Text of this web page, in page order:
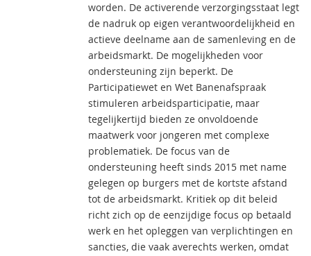
worden. De activerende verzorgingsstaat legt
de nadruk op eigen verantwoordelijkheid en
actieve deelname aan de samenleving en de
arbeidsmarkt. De mogelijkheden voor
ondersteuning zijn beperkt. De
Participatiewet en Wet Banenafspraak
stimuleren arbeidsparticipatie, maar
tegelijkertijd bieden ze onvoldoende
maatwerk voor jongeren met complexe
problematiek. De focus van de
ondersteuning heeft sinds 2015 met name
gelegen op burgers met de kortste afstand
tot de arbeidsmarkt. Kritiek op dit beleid
richt zich op de eenzijdige focus op betaald
werk en het opleggen van verplichtingen en
sancties, die vaak averechts werken, omdat